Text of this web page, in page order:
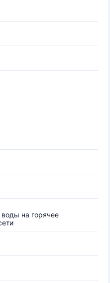
на горячее